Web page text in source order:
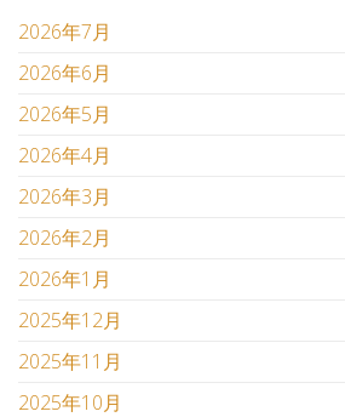
2026年7月
2026年6月
2026年5月
2026年4月
2026年3月
2026年2月
2026年1月
2025年12月
2025年11月
2025年10月